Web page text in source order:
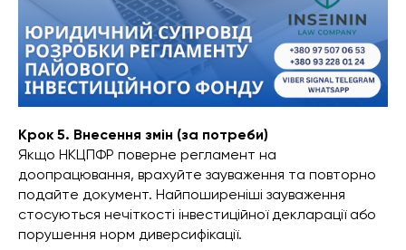
Крок 5. Внесення змін (за потреби)
Якщо НКЦПФР поверне регламент на
доопрацювання, врахуйте зауваження та повторно
подайте документ. Найпоширеніші зауваження
стосуються нечіткості інвестиційної декларації або
порушення норм диверсифікації.